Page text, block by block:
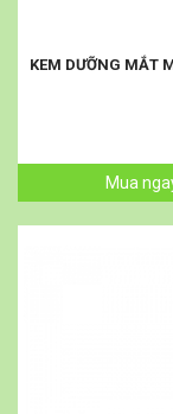
KEM DƯỠNG MẮT
Mua